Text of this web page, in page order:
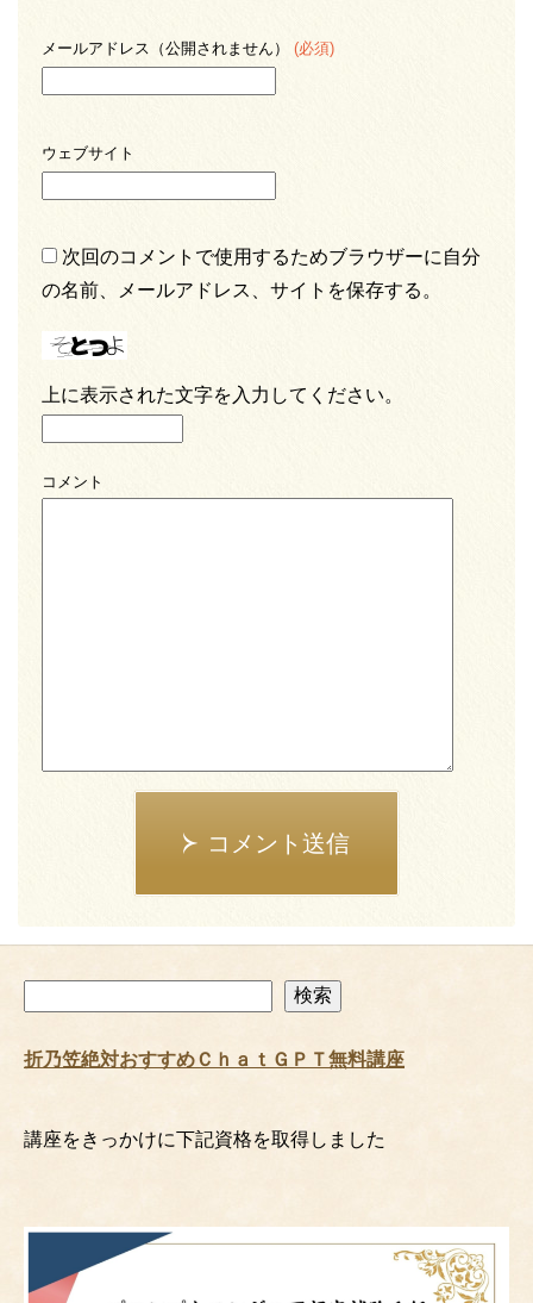
メールアドレス（公開されません） (必須)
ウェブサイト
次回のコメントで使用するためブラウザーに自分
の名前、メールアドレス、サイトを保存する。
上に表示された文字を入力してください。
コメント
コメント送信
索
検索
折乃笠絶対おすすめＣｈａｔＧＰＴ無料講座
講座をきっかけに下記資格を取得しました